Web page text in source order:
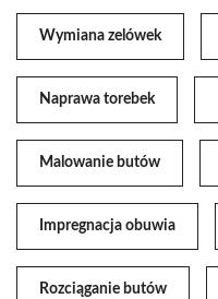
Wymiana zelówek
Naprawa torebek
Malowanie butów
Impregnacja obuwia
Rozciąganie butów